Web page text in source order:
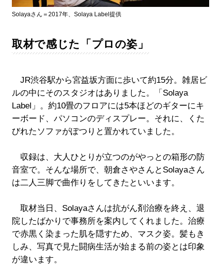
Solayaさん＝2017年、Solaya Label提供
取材で感じた「プロの姿」
JR渋谷駅から宮益坂方面に歩いて約15分。雑居ビ
ルの中にそのスタジオはありました。「Solaya
Label」。約10畳のフロアには5本ほどのギターにキ
ーボード、パソコンのディスプレー。それに、くた
びれたソファがぽつりと置かれていました。
収録は、大人ひとりが立つのがやっとの箱形の防
音室で。そんな場所で、朝倉さやさんとSolayaさん
は二人三脚で曲作りをしてきたといいます。
取材当日、Solayaさんは抗がん剤治療を終え、退
院したばかりで事務所を案内してくれました。治療
で赤黒く染まった肌を隠すため、マスク姿。髪もき
しみ、写真で見た闘病生活が始まる前の姿とは印象
が違います。